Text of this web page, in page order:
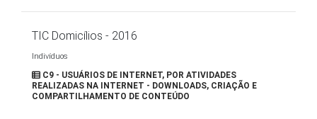
TIC Domicílios - 2016
Indivíduos
C9 - USUÁRIOS DE INTERNET, POR ATIVIDADES
REALIZADAS NA INTERNET - DOWNLOADS, CRIAÇÃO E
COMPARTILHAMENTO DE CONTEÚDO